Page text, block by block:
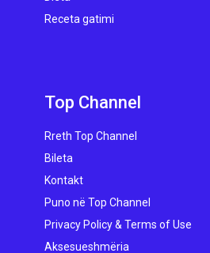
Receta gatimi
Top Channel
Rreth Top Channel
Bileta
Kontakt
Puno në Top Channel
Privacy Policy & Terms of Use
Aksesueshmëria